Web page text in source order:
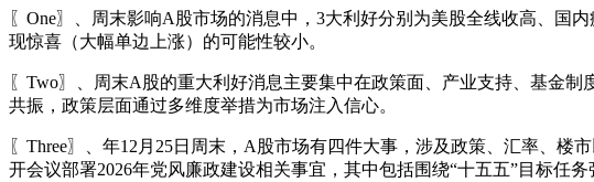
〖One〗、周末影响A股市场的消息中，3大利好分别为美股全线收高、国
现惊喜（大幅单边上涨）的可能性较小。
〖Two〗、周末A股的重大利好消息主要集中在政策面、产业支持、基金
共振，政策层面通过多维度举措为市场注入信心。
〖Three〗、年12月25日周末，A股市场有四件大事，涉及政策、汇率、
开会议部署2026年党风廉政建设相关事宜，其中包括围绕“十五五”目标任